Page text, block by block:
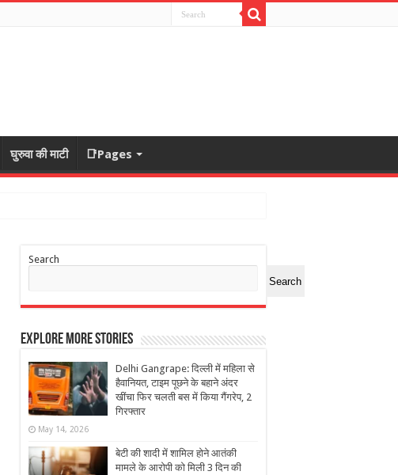
घुरुवा की माटी 📑Pages
Search
Search
Explore More Stories
Delhi Gangrape: दिल्ली में महिला से
हैवानियत, टाइम पूछने के बहाने अंदर
खींचा फिर चलती बस में किया गैंगरेप, 2
गिरफ्तार
May 14, 2026
बेटी की शादी में शामिल होने आतंकी
मामले के आरोपी को मिली 3 दिन की